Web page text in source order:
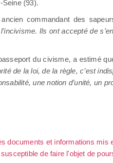
(93).
commandant des
Ils ont accepté de
du civisme, a estimé
de la loi, de la règle, c’est
une notion d’unité, un
documents et informations
de faire l'objet de